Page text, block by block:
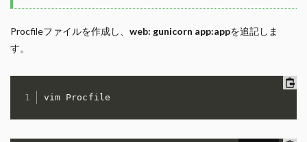
Procfileファイルを作成し、 web: gunicorn app:appを追記しま
す。
vim Procfile